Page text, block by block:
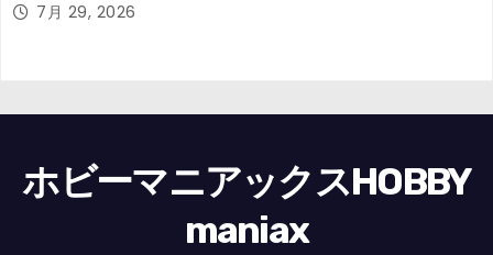
7月 29, 2026
ホビーマニアックスHOBBY
maniax